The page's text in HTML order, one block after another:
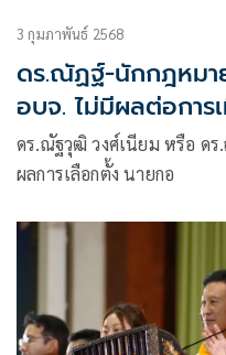
3 กุมภาพันธ์ 2568
ดร.ณัฏฐ์-นักกฎหมา
อบจ. ไม่มีผลต่อกา
ดร.ณัฐวุฒิ วงศ์เนียม หรือ ด
ผลการเลือกตั้ง นายกอ